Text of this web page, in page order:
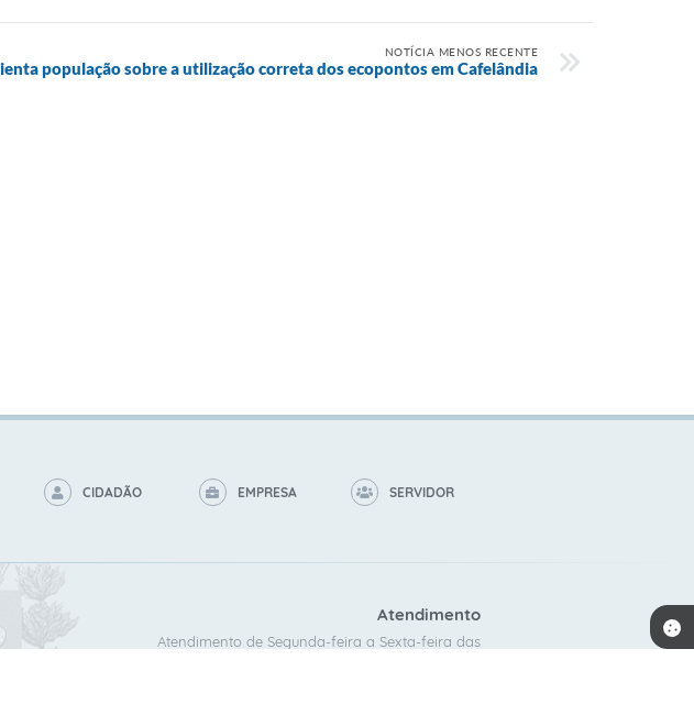
NOTÍCIA MENOS RECENTE
população sobre a utilização correta dos ecopontos em Cafelândia
CIDADÃO EMPRESA SERVIDOR
Atendimento
Atendimento de Segunda-feira a Sexta-feira das